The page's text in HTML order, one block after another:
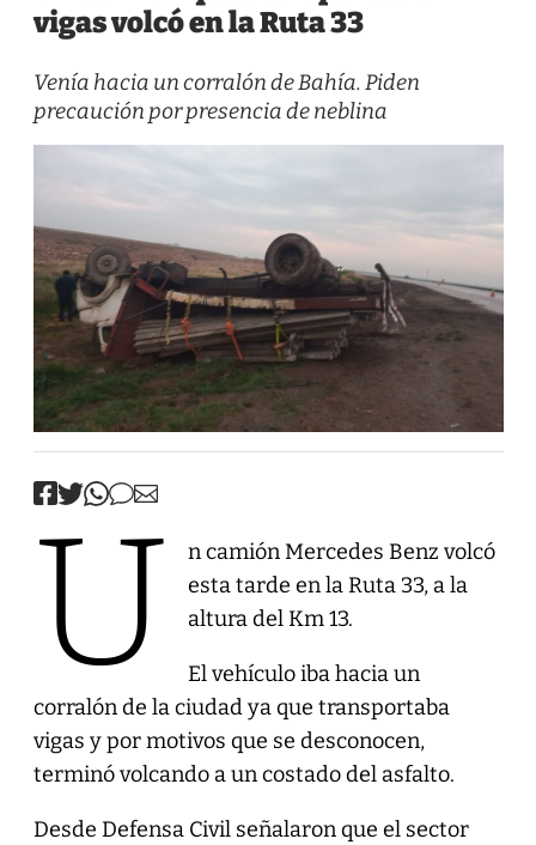
vigas volcó en la Ruta 33
Venía hacia un corralón de Bahía. Piden
precaución por presencia de neblina
U
n camión Mercedes Benz volcó
esta tarde en la Ruta 33, a la
altura del Km 13.
El vehículo iba hacia un
corralón de la ciudad ya que transportaba
vigas y por motivos que se desconocen,
terminó volcando a un costado del asfalto.
Desde Defensa Civil señalaron que el sector